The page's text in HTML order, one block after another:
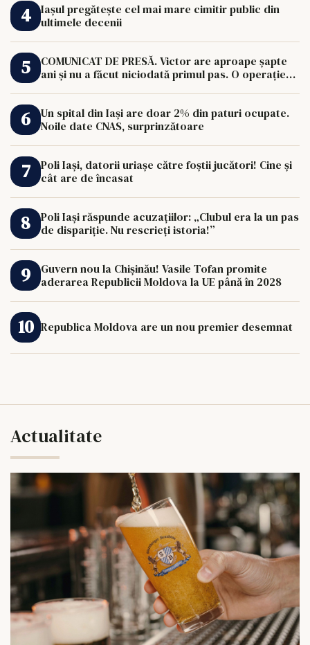
Iașul pregătește cel mai mare cimitir public din
ultimele decenii
COMUNICAT DE PRESĂ. Victor are aproape șapte
ani și nu a făcut niciodată primul pas. O operație
Un spital din Iași are doar 2% din paturi ocupate.
Noile date CNAS, surprinzătoare
Poli Iași, datorii uriașe către foștii jucători! Cine și
cât are de încasat
Poli Iași răspunde acuzațiilor: „Clubul era la un pas
de dispariție. Nu rescrieți istoria!”
Guvern nou la Chișinău! Vasile Tofan promite
aderarea Republicii Moldova la UE până în 2028
Republica Moldova are un nou premier desemnat
Actualitate